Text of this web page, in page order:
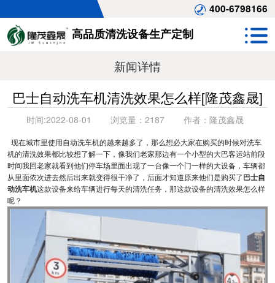
400-6798166
高品质清洗设备生产定制
新闻详情
巴士自动洗车机清洗效果怎么样[隆茂鑫晟]
时间:2022-08-01 浏览量： 2187 作者： 隆茂鑫晟
现在城市里使用自动洗车机的越来越多了，那么想必大家在购买的时候对洗车
机的清洗效果都比较想了解一下，像我们老家那边有一个小型的大巴客运站前段
时间我回老家就看到他们停车场里面出现了一台像一个门一样的大设备，车辆都
从里面依次进去然后出来就变得很干净了，后面才知道原来他们是购买了巴士自
动洗车机这款设备来给车辆进行每天的清洗任务，那这款设备的清洗效果怎么样
呢？